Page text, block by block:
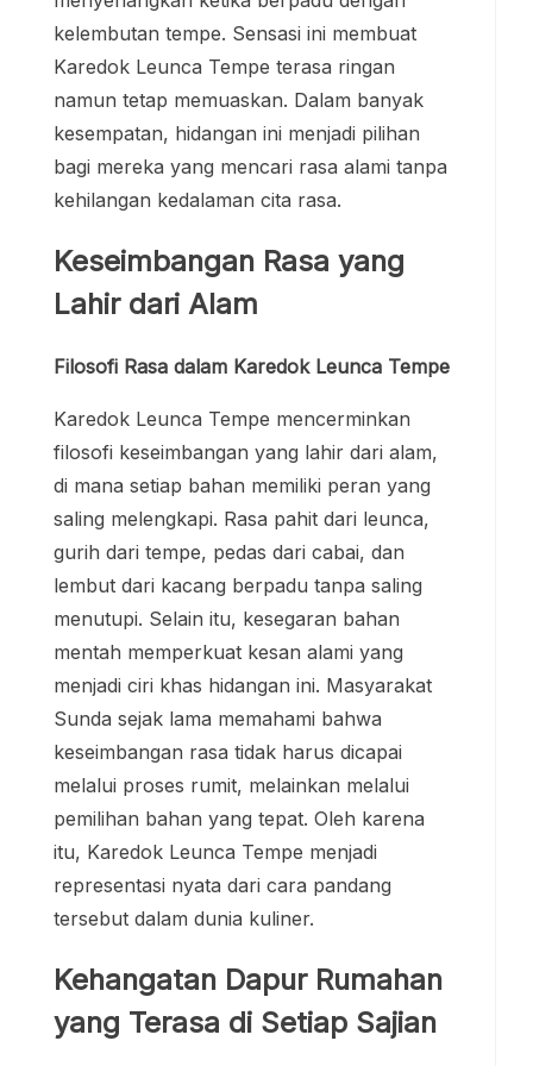
kelembutan tempe. Sensasi ini membuat
Karedok Leunca Tempe terasa ringan
namun tetap memuaskan. Dalam banyak
kesempatan, hidangan ini menjadi pilihan
bagi mereka yang mencari rasa alami tanpa
kehilangan kedalaman cita rasa.
Keseimbangan Rasa yang
Lahir dari Alam
Filosofi Rasa dalam Karedok Leunca Tempe
Karedok Leunca Tempe mencerminkan
filosofi keseimbangan yang lahir dari alam,
di mana setiap bahan memiliki peran yang
saling melengkapi. Rasa pahit dari leunca,
gurih dari tempe, pedas dari cabai, dan
lembut dari kacang berpadu tanpa saling
menutupi. Selain itu, kesegaran bahan
mentah memperkuat kesan alami yang
menjadi ciri khas hidangan ini. Masyarakat
Sunda sejak lama memahami bahwa
keseimbangan rasa tidak harus dicapai
melalui proses rumit, melainkan melalui
pemilihan bahan yang tepat. Oleh karena
itu, Karedok Leunca Tempe menjadi
representasi nyata dari cara pandang
tersebut dalam dunia kuliner.
Kehangatan Dapur Rumahan
yang Terasa di Setiap Sajian